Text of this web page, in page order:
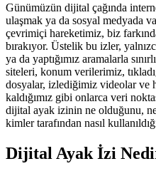
Günümüzün dijital çağında
ulaşmak ya da sosyal medyada
çevrimiçi hareketimiz, biz
bırakıyor. Üstelik bu izler,
ya da yaptığımız aramalarla
siteleri, konum verilerimiz,
dosyalar, izlediğimiz videolar ve
kaldığımız gibi onlarca veri
dijital ayak izinin ne olduğunu,
kimler tarafından nasıl
Dijital Ayak İzi